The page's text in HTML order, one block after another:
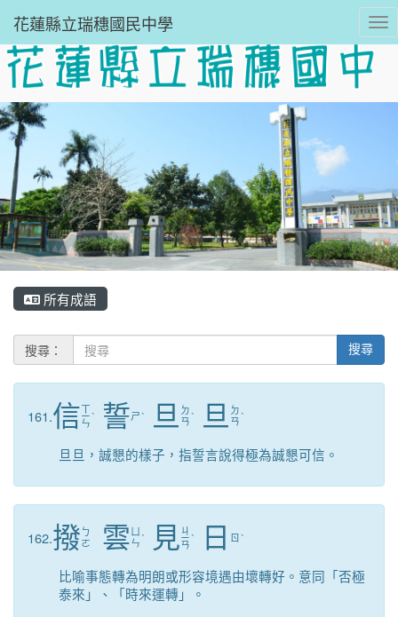
花蓮縣立瑞穗國民中學
所有成語
搜尋： 搜尋
161.信ㄒ
ㄧ
ㄣ
ˋ 誓ㄕˋ 旦
ㄉ
ㄢˋ 旦
ㄉ
ㄢˋ
旦旦，誠懇的樣子，指誓言說得極為誠懇可信。
162.撥 ㄅ
ㄛ
雲ㄣ ˊ 見 ㄐ
ㄧ
ㄢ
ˋ 日 ㄖ ˋ
比喻事態轉為明朗或形容境遇由壞轉好。意同「否極
泰來」、「時來運轉」。